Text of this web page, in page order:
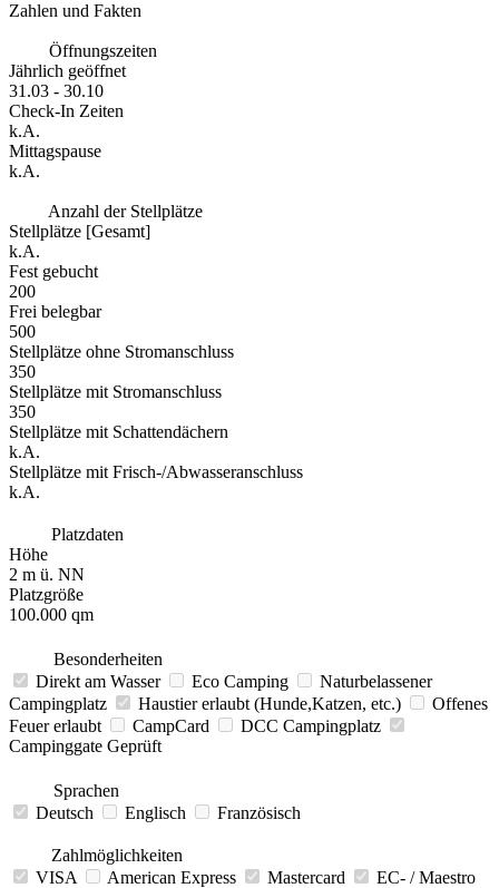
Zahlen und Fakten
Öffnungszeiten
Jährlich geöffnet
31.03 - 30.10
Check-In Zeiten
k.A.
Mittagspause
k.A.
Anzahl der Stellplätze
Stellplätze [Gesamt]
k.A.
Fest gebucht
200
Frei belegbar
500
Stellplätze ohne Stromanschluss
350
Stellplätze mit Stromanschluss
350
Stellplätze mit Schattendächern
k.A.
Stellplätze mit Frisch-/Abwasseranschluss
k.A.
Platzdaten
Höhe
2 m ü. NN
Platzgröße
100.000 qm
Besonderheiten
Direkt am Wasser
Eco Camping
Naturbelassener
Campingplatz
Haustier erlaubt (Hunde,Katzen, etc.)
Offenes
Feuer erlaubt
CampCard
DCC Campingplatz
Campinggate Geprüft
Sprachen
Deutsch
Englisch Französisch
Zahlmöglichkeiten
VISA
American Express Mastercard
EC- / Maestro